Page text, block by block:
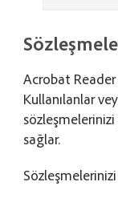
Acrobat
Kullanılanlar
sağlar.